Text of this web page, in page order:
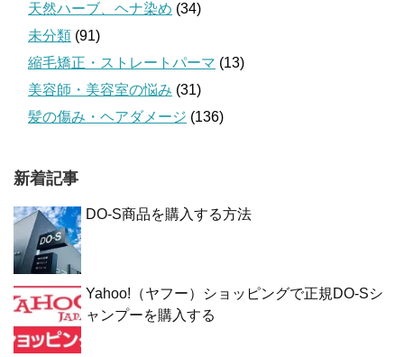
天然ハーブ、ヘナ染め (34)
未分類 (91)
縮毛矯正・ストレートパーマ (13)
美容師・美容室の悩み (31)
髪の傷み・ヘアダメージ (136)
新着記事
DO-S商品を購入する方法
Yahoo!（ヤフー）ショッピングで正規DO-Sシ
ャンプーを購入する